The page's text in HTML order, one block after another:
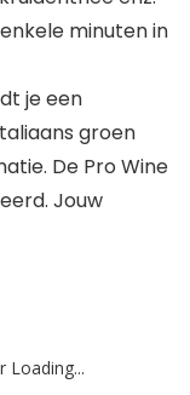
minuten in
je een
groen
De Pro Wine
Jouw
Loading...